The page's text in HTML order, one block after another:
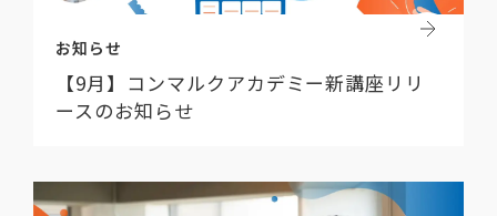
お知らせ
【9月】コンマルクアカデミー新講座リリ
ースのお知らせ